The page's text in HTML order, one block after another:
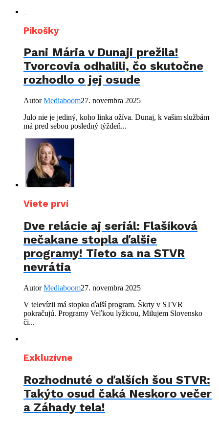
Pikošky
Pani Mária v Dunaji prežila!
Tvorcovia odhalili, čo skutočne
rozhodlo o jej osude
AutorMediaboom27. novembra 2025
Julo nie je jediný, koho linka ožíva. Dunaj, k vašim službám
má pred sebou posledný týždeň...
Viete prví
Dve relácie aj seriál: Flašíková
nečakane stopla ďalšie
programy! Tieto sa na STVR
nevrátia
AutorMediaboom27. novembra 2025
V televízii má stopku ďalší program. Škrty v STVR
pokračujú. Programy Veľkou lyžicou, Milujem Slovensko
či...
Exkluzívne
Rozhodnuté o ďalších šou STVR:
Takýto osud čaká Neskoro večer
a Záhady tela!